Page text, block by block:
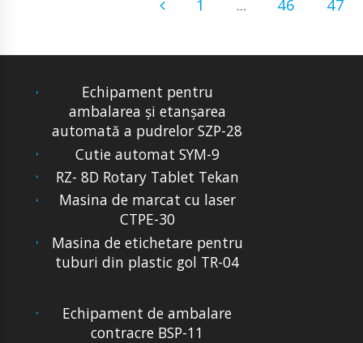
1 ... 46 47
Echipament pentru
ambalarea și etanșarea
automată a pudrelor SZP-28
Cutie automat SYM-9
RZ- 8D Rotary Tablet Tekan
Masina de marcat cu laser
CTPE-30
Masina de etichetare pentru
tuburi din plastic gol TR-04
Echipament de ambalare
contracre BSP-11